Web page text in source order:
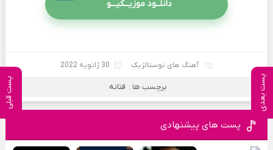
پست بعدی پست قبلی
دانلــود موزیــکیـــو
آهنگ های نوستالژیک 30 ژانویه 2022
برچسب ها : فتانه
پست های پیشنهادی